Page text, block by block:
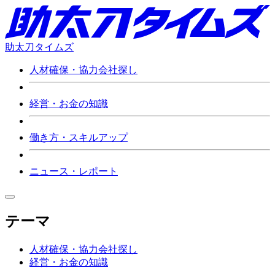
助太刀タイムズ
人材確保・協力会社探し
経営・お金の知識
働き方・スキルアップ
ニュース・レポート
テーマ
人材確保・協力会社探し
経営・お金の知識